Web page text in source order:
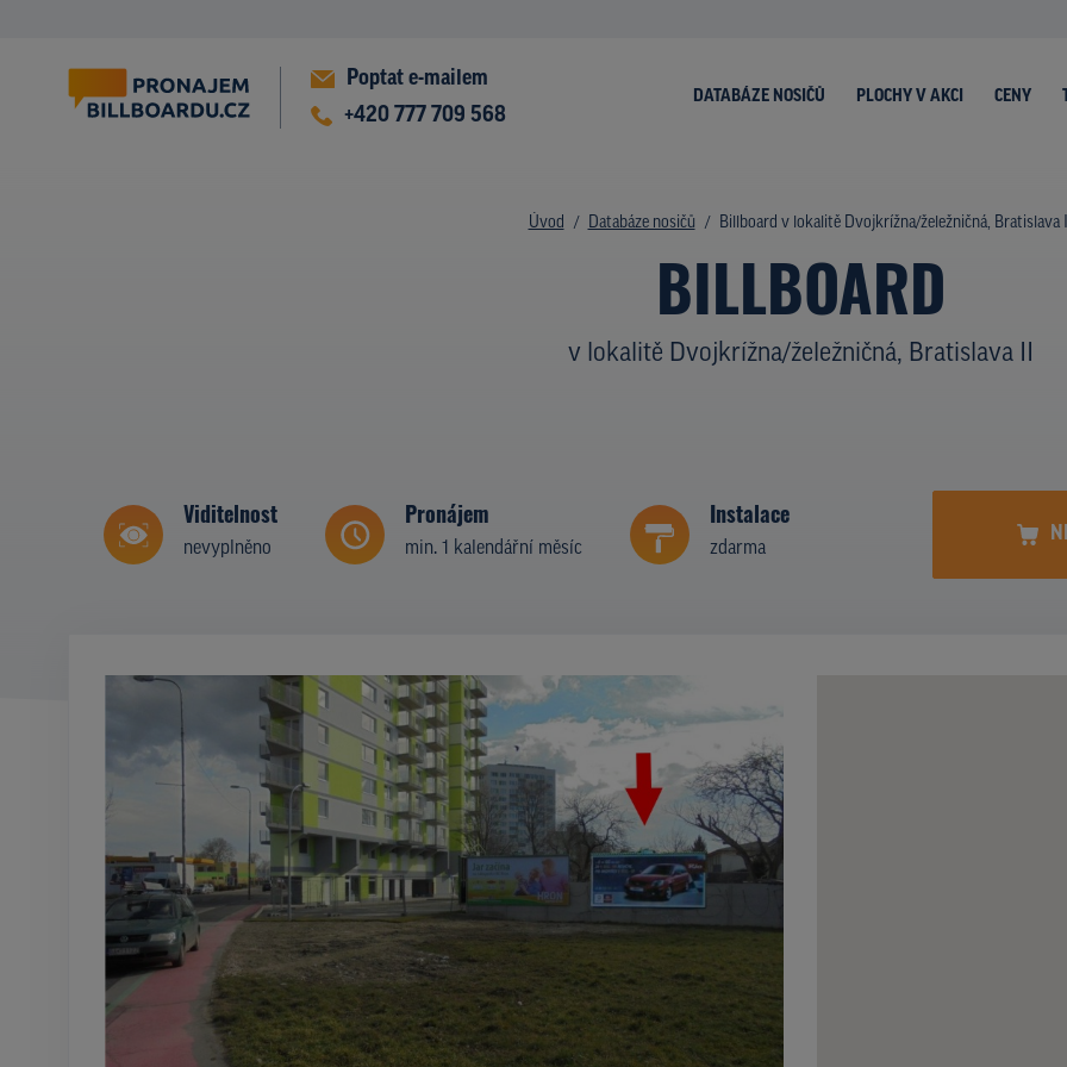
Poptat e-mailem
+420 777 709 568
DATABÁZE NOSIČŮ PLOCHY V AKCI CENY
Úvod Databáze nosičů Billboard v lokalitě Dvojkrížna/želežničná, Bratislava
BILLBOARD
v lokalitě Dvojkrížna/želežničná, Bratislava II
Viditelnost
nevyplněno
Pronájem
min. 1 kalendářní měsíc
Instalace
zdarma